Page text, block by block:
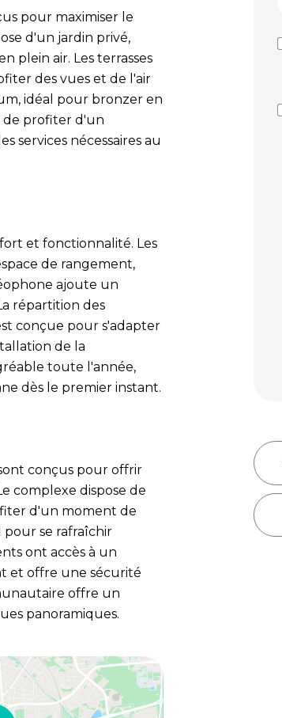
pour maximiser le
d'un jardin privé,
plein air. Les terrasses
des vues et de l'air
idéal pour bronzer en
de profiter d'un
services nécessaires au
et fonctionnalité. Les
de rangement,
ajoute un
répartition des
conçue pour s'adapter
de la
toute l'année,
dès le premier instant.
conçus pour offrir
complexe dispose de
d'un moment de
se rafraîchir
ont accès à un
et offre une sécurité
offre un
panoramiques.